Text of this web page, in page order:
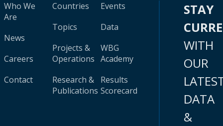
Who We
Are
News
Careers
Contact
Countries
Topics
Projects &
Operations
Research &
Publications
Events
Data
WBG
Academy
Results
Scorecard
STAY
WITH
OUR
DATA
&